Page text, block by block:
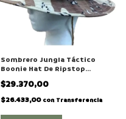
Sombrero Jungla Táctico
Boonie Hat De Ripstop
Camuflado Desert 4 Colores
$29.370,00
$26.433,00 con Transferencia